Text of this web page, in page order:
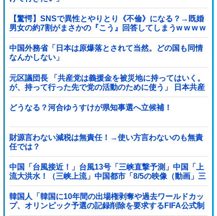
【驚愕】SNSで異性とやりとり《不倫》になる？→既婚
男女の約7割がまさかの『こう』回答してしまうw w w w
w w w w
中国外務省「日本は原爆落とされて当然。どの国も同情
なんかしない」
元区議団長 「共産党は義援金を被災地に持ってはいく。
が、持って行った先で党の活動のために使う」 日本共産
党「事実ではありません」
どうなる？河合ゆうすけが県知事選へ立候補！
財源言わない減税は無責任！→使い方言わないのも無責
任では？
中国「台風接近！」台風13号「三峡直撃予測」中国「上
流大洪水！（三峡上流」中国都市「8/5の映像（動画」三
峡ダム「緊急放流（決壊危機」中国「下流大水害（震え
声」→
韓国人「韓国に10年間の出場権剥奪や過去ワールドカッ
プ、オリンピック予選の記録削除を要求するFIFA公式制